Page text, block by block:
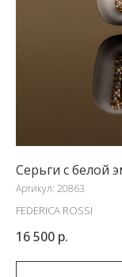
Серьги с белой
Артикул: 20863
FEDERICA ROSSI
16 500 р.